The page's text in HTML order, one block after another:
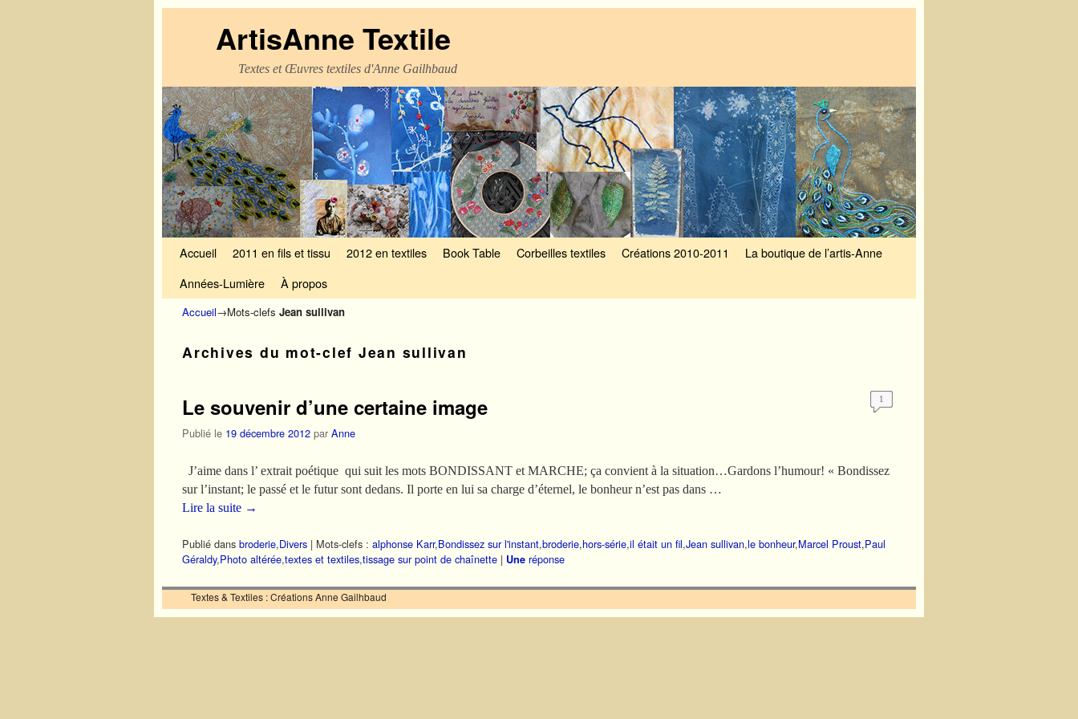
ArtisAnne Textile
Textes et Œuvres textiles d'Anne Gailhbaud
Accueil 2011 en fils et tissu 2012 en textiles Book Table Corbeilles textiles Créations 2010-2011
La boutique de l’artis-Anne
Années-Lumière
À propos
Accueil→Mots-clefs Jean sullivan
Archives du mot-clef Jean sullivan
Le souvenir d’une certaine image
Publié le 19 décembre 2012 par Anne
1
J’aime dans l’ extrait poétique qui suit les mots BONDISSANT et MARCHE; ça convient à la situation…Gardons l’humour! « Bondissez
sur l’instant; le passé et le futur sont dedans. Il porte en lui sa charge d’éternel, le bonheur n’est pas dans …
Lire la suite →
Publié dans broderie,Divers | Mots-clefs : alphonse Karr,Bondissez sur l'instant,broderie,hors-série,il était un fil,Jean sullivan,le bonheur,Marcel Proust,Paul
Géraldy,Photo altérée,textes et textiles,tissage sur point de chaînette | Une réponse
Textes & Textiles : Créations Anne Gailhbaud